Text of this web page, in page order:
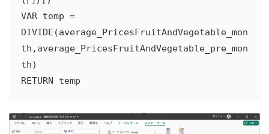
VAR temp =
DIVIDE(average_PricesFruitAndVegetable_mon
th,average_PricesFruitAndVegetable_pre_mon
th)
RETURN temp